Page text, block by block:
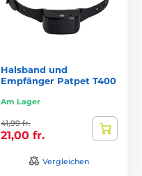
Halsband und
Empfänger Patpet T400
Am Lager
41,99 fr.
21,00 fr.
Vergleichen